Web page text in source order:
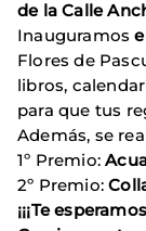
de la Calle
Inauguramos
Flores de
libros,
para que tus
Además, se
1º Premio:
2º Premio:
¡¡¡Te